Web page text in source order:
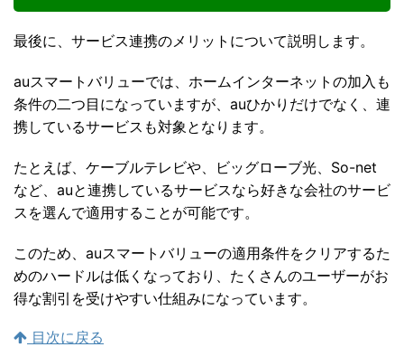
最後に、サービス連携のメリットについて説明します。
auスマートバリューでは、ホームインターネットの加入も
条件の二つ目になっていますが、auひかりだけでなく、連
携しているサービスも対象となります。
たとえば、ケーブルテレビや、ビッグローブ光、So-net
など、auと連携しているサービスなら好きな会社のサービ
スを選んで適用することが可能です。
このため、auスマートバリューの適用条件をクリアするた
めのハードルは低くなっており、たくさんのユーザーがお
得な割引を受けやすい仕組みになっています。
目次に戻る